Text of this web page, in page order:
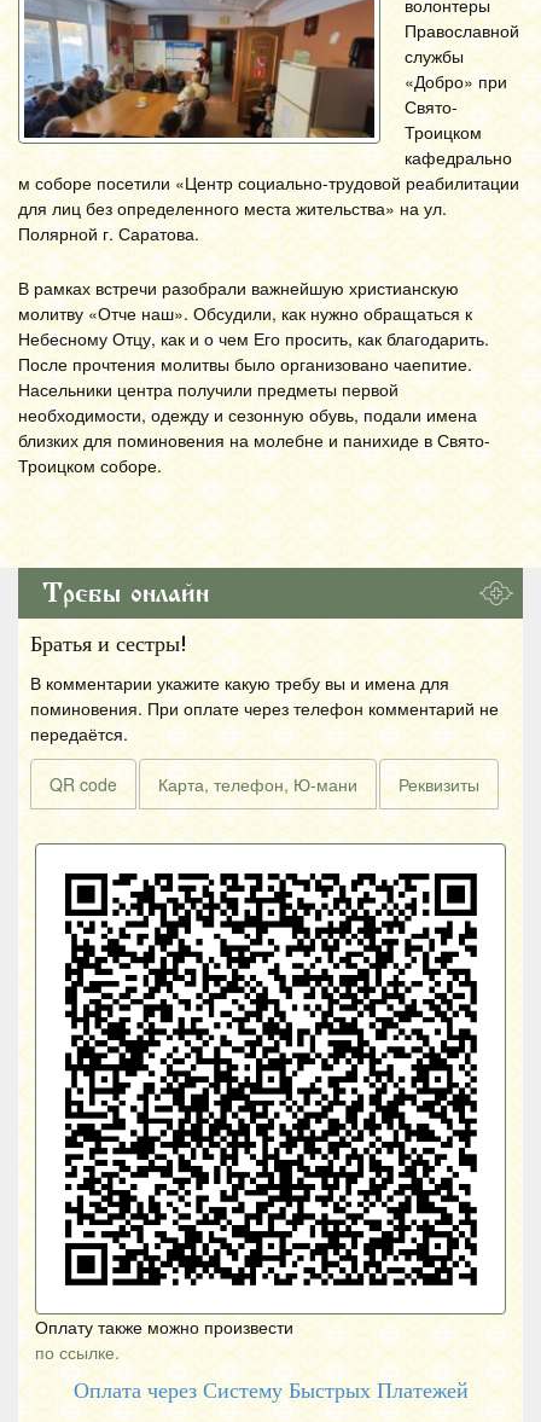
волонтеры
Православной
службы
«Добро» при
Свято-
Троицком
кафедрально
м соборе посетили «Центр социально-трудовой реабилитации
для лиц без определенного места жительства» на ул.
Полярной г. Саратова.
В рамках встречи разобрали важнейшую христианскую
молитву «Отче наш». Обсудили, как нужно обращаться к
Небесному Отцу, как и о чем Его просить, как благодарить.
После прочтения молитвы было организовано чаепитие.
Насельники центра получили предметы первой
необходимости, одежду и сезонную обувь, подали имена
близких для поминовения на молебне и панихиде в Свято-
Троицком соборе.
Требы онлайн
Братья и сестры!
В комментарии укажите какую требу вы и имена для
поминовения. При оплате через телефон комментарий не
передаётся.
QR code Карта, телефон, Ю-мани Реквизиты
Оплату также можно произвести
по ссылке.
Оплата через Систему Быстрых Платежей